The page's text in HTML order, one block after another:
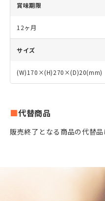
賞味期限
12ヶ月
サイズ
(W)170×(H)270×(D)20(mm)
代替商品
販売終了となる商品の代替品